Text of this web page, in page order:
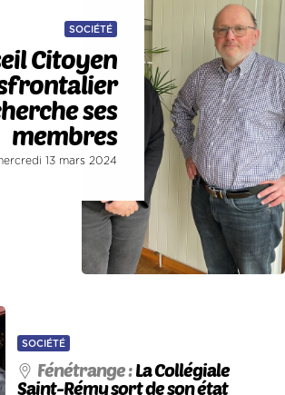
SOCIÉTÉ
Citoyen
ses
membres
13 mars 2024
SOCIÉTÉ
Fénétrange :La Collégiale
Saint-Rémy sort de son état